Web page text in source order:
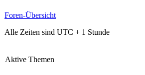
Foren-Übersicht
Alle Zeiten sind UTC + 1 Stunde
Aktive Themen